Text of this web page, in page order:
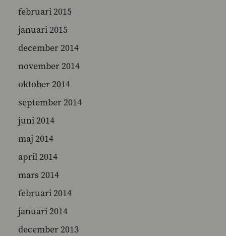
februari 2015
januari 2015
december 2014
november 2014
oktober 2014
september 2014
juni 2014
maj 2014
april 2014
mars 2014
februari 2014
januari 2014
december 2013